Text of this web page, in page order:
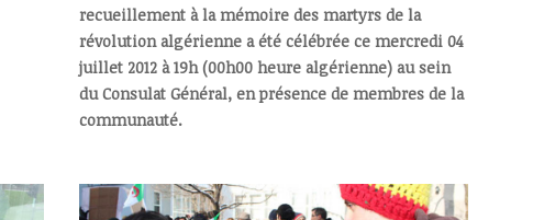
recueillement à la mémoire des martyrs de la
révolution algérienne a été célébrée ce mercredi 04
juillet 2012 à 19h (00h00 heure algérienne) au sein
du Consulat Général, en présence de membres de la
communauté.